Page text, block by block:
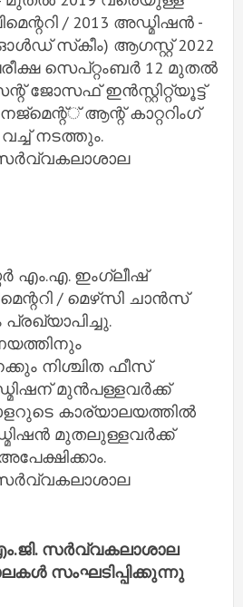
/ 2013 അഡ്മിഷൻ -
സ്‌കീം) ആഗസ്റ്റ് 2022
സെപ്റ്റംബർ 12 മുതൽ
ജോസഫ് ഇൻസ്റ്റിറ്റ്യൂട്ട്
ആന്റ് കാറ്ററിംഗ്
നടത്തും.
എം.എ. ഇംഗ്ലീഷ്
/ മെഴ്‌സി ചാൻസ്
നിശ്ചിത ഫീസ്
മുൻപള്ളവർക്ക്
കാര്യാലയത്തിൽ
മുതലുള്ളവർക്ക്
സർവ്വകലാശാല
സംഘടിപ്പിക്കുന്നു